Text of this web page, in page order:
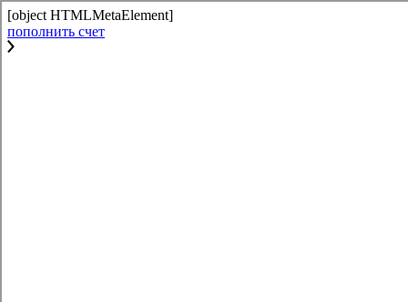
[object HTMLMetaElement]
пополнить счет